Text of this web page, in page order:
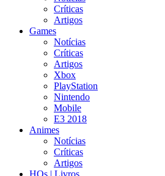
Críticas
Artigos
Games
Notícias
Críticas
Artigos
Xbox
PlayStation
Nintendo
Mobile
E3 2018
Animes
Notícias
Críticas
Artigos
HQs | Livros